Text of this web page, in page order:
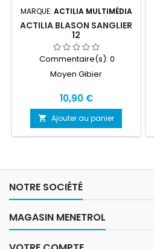
MARQUE: ACTILIA MULTIMÉDIA
ACTILIA BLASON SANGLIER
12
Commentaire(s): 0
Moyen Gibier
Prix
10,90 €
 Ajouter au panier
NOTRE SOCIÉTÉ
MAGASIN MENETROL